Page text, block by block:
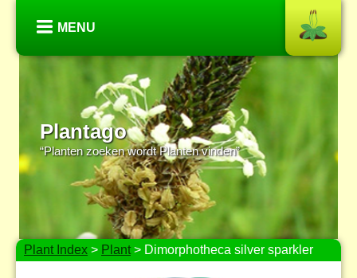
MENU
Plantago
“Planten zoeken wordt Planten vinden”
Plant Index > Plant> Dimorphotheca silver sparkler